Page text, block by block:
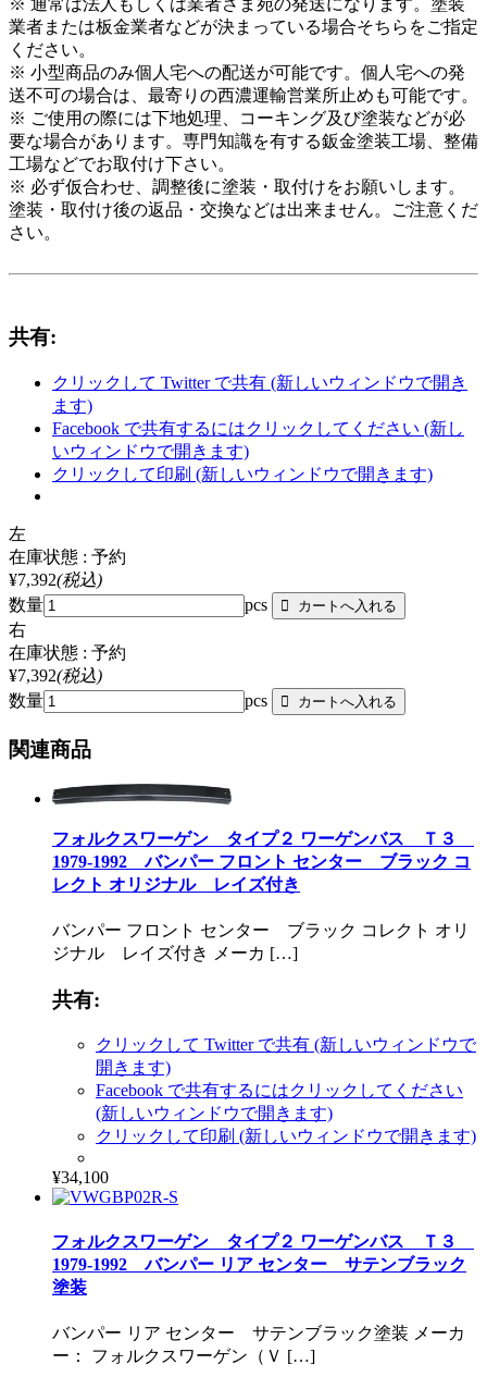
業者または板金業者などが決まっている場合そちらをご指定
ください。
※ 小型商品のみ個人宅への配送が可能です。個人宅への発
送不可の場合は、最寄りの西濃運輸営業所止めも可能です。
※ ご使用の際には下地処理、コーキング及び塗装などが必
要な場合があります。専門知識を有する鈑金塗装工場、整備
工場などでお取付け下さい。
※ 必ず仮合わせ、調整後に塗装・取付けをお願いします。
塗装・取付け後の返品・交換などは出来ません。ご注意くだ
さい。
共有:
クリックして Twitter で共有 (新しいウィンドウで開き
ます)
Facebook で共有するにはクリックしてください (新し
いウィンドウで開きます)
クリックして印刷 (新しいウィンドウで開きます)
左
在庫状態 : 予約
¥7,392(税込)
数量
pcs
右
在庫状態 : 予約
¥7,392(税込)
数量
pcs
関連商品
フォルクスワーゲン タイプ２ ワーゲンバス Ｔ３
1979-1992 バンパー フロント センター ブラック コ
レクト オリジナル レイズ付き
バンパー フロント センター ブラック コレクト オリ
ジナル レイズ付き メーカ […]
共有:
クリックして Twitter で共有 (新しいウィンドウで
開きます)
Facebook で共有するにはクリックしてください
(新しいウィンドウで開きます)
クリックして印刷 (新しいウィンドウで開きます)
¥34,100
フォルクスワーゲン タイプ２ ワーゲンバス Ｔ３
1979-1992 バンパー リア センター サテンブラック
塗装
バンパー リア センター サテンブラック塗装 メーカ
ー： フォルクスワーゲン（Ｖ […]